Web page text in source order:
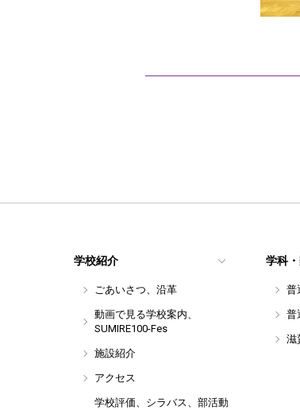
学校紹介
ごあいさつ、沿革
動画で見る学校案内、
SUMIRE100-Fes
施設紹介
アクセス
学校評価、シラバス、部活動
学科
普
普
滋